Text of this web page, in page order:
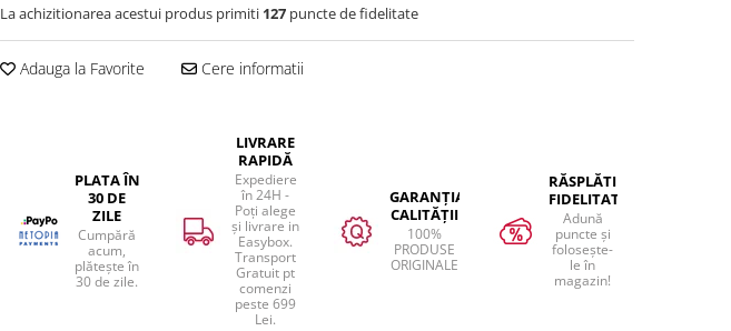
La achizitionarea acestui produs primiti 127 puncte de fidelitate
Adauga la Favorite Cere informatii
PLATA ÎN
30 DE
ZILE
Cumpără
acum,
plătește în
30 de zile.
LIVRARE
RAPIDĂ
Expediere
în 24H -
Poți alege
și livrare in
Easybox.
Transport
Gratuit pt
comenzi
peste 699
Lei.
GARANȚIA
CALITĂȚII
100%
PRODUSE
ORIGINALE
RĂSPLĂTIM
FIDELITATEA
Adună
puncte și
folosește-
le în
magazin!